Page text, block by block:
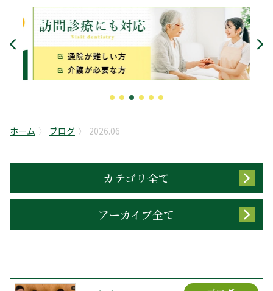
ホーム ブログ 2026.06
カテゴリ全て
アーカイブ全て